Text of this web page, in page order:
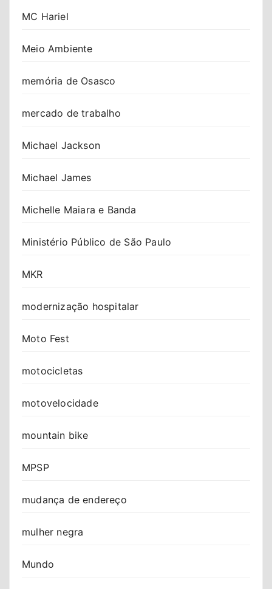
MC Hariel
Meio Ambiente
memória de Osasco
mercado de trabalho
Michael Jackson
Michael James
Michelle Maiara e Banda
Ministério Público de São Paulo
MKR
modernização hospitalar
Moto Fest
motocicletas
motovelocidade
mountain bike
MPSP
mudança de endereço
mulher negra
Mundo